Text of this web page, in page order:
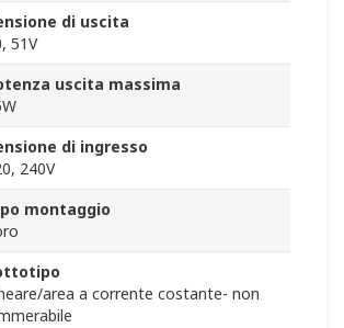
di uscita
51V
uscita massima
di ingresso
240V
montaggio
area a corrente costante- non